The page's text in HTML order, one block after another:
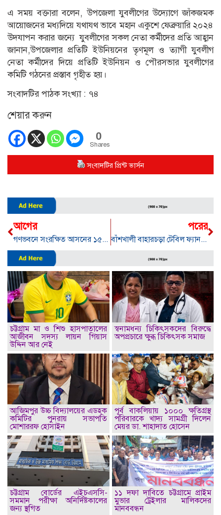
এ সময় বক্তারা বলেন, উপজেলা যুবলীগের উদ্যোগে জাঁকজমক
আয়োজনের মধ্যদিয়ে যথাযথ ভাবে মহান একুশে ফেব্রুয়ারি ২০২৪
উদযাপন করার জন্যে যুবলীগের সকল নেতা কর্মীদের প্রতি আহ্বান
জানান,উপজেলার প্রতিটি ইউনিয়নের তৃণমূল ও ত্যাগী যুবলীগ
নেতা কর্মীদের দিয়ে প্রতিটি ইউনিয়ন ও পৌরসভার যুবলীগের
কমিটি গঠনের প্রস্তাব গৃহীত হয়।
সংবাদটির পাঠক সংখ্যা : ৭৪
শেয়ার করুন
0
Shares
সংবাদটির প্রিন্ট ভার্সন
আগের
গণভবনে সংরক্ষিত আসনের ১৫৪৯ মনোনয়নপ্রত্যাশ ডাক পেলেন
পরের
বাঁশখালী বাহারচড়া টেবিল ফ্যান মার্কার নির্বাচনীয় কার্যালয়ে ককটেল ফাটিয়ে অগ্নিসংযোগের অভিযোগ
চট্টগ্রাম মা ও শিশু হাসপাতালের
আজীবন সদস্য লায়ন গিয়াস
উদ্দিন আর নেই
স্বনামধন্য চিকিৎসকদের বিরুদ্ধে
অপপ্রচারে ক্ষুব্ধ চিকিৎসক সমাজ
আজিমপুর উচ্চ বিদ্যালয়ের এডহক
কমিটির পুনরায় সভাপতি
মোশাররফ হোসাইন
পূর্ব বাকলিয়ায় ১০০০ ক্ষতিগ্রস্থ
পরিবারকে খাদ্য সামগ্রী দিলেন
মেয়র ডা. শাহাদাত হোসেন
চট্টগ্রাম বোর্ডের এইচএসসি-
সমমান পরীক্ষা অনির্দিষ্টকালের
জন্য স্থগিত
১১ দফা দাবিতে চট্টগ্রামে প্রাইম
মুভার ট্রেইলার মালিকদের
মানববন্ধন